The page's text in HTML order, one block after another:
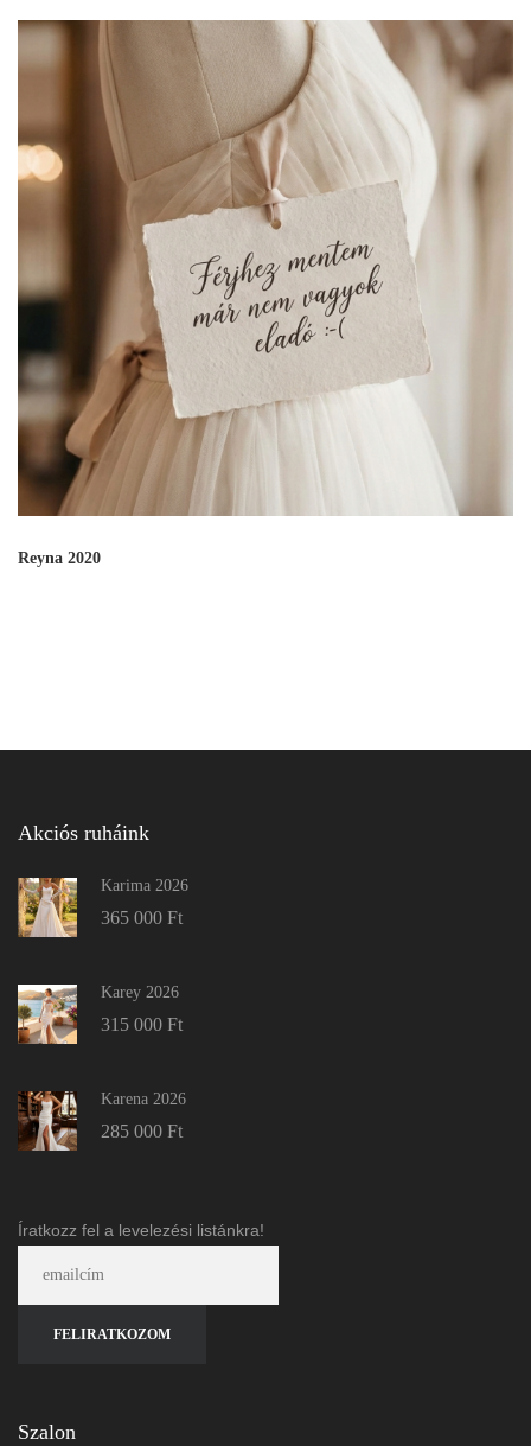
Reyna 2020
Akciós ruháink
Karima 2026
365 000 Ft
Karey 2026
315 000 Ft
Karena 2026
285 000 Ft
Íratkozz fel a levelezési listánkra!
Szalon